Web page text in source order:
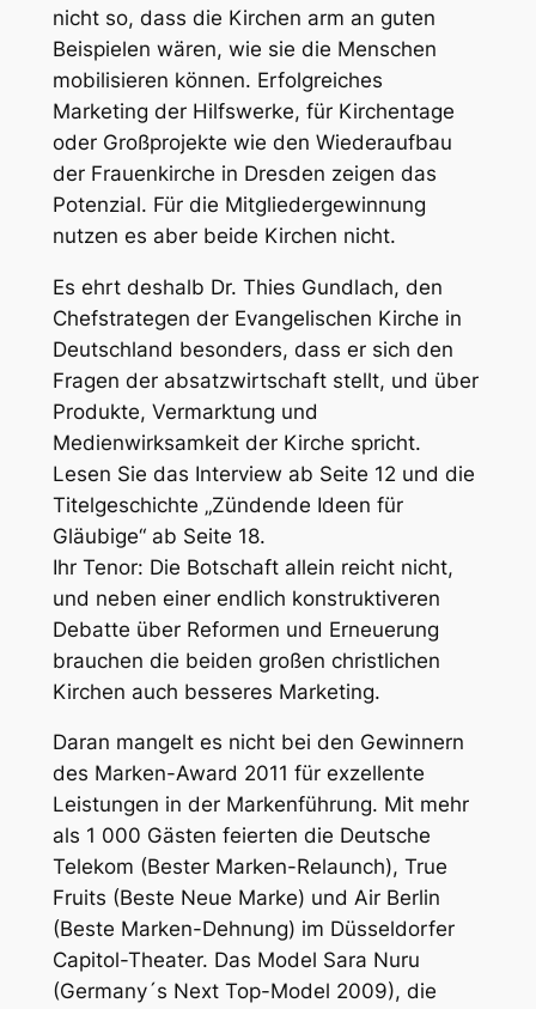
nicht so, dass die Kirchen arm an guten
Beispielen wären, wie sie die Menschen
mobilisieren können. Erfolgreiches
Marketing der Hilfswerke, für Kirchentage
oder Großprojekte wie den Wiederaufbau
der Frauenkirche in Dresden zeigen das
Potenzial. Für die Mitgliedergewinnung
nutzen es aber beide Kirchen nicht.
Es ehrt deshalb Dr. Thies Gundlach, den
Chefstrategen der Evangelischen Kirche in
Deutschland besonders, dass er sich den
Fragen der absatzwirtschaft stellt, und über
Produkte, Vermarktung und
Medienwirksamkeit der Kirche spricht.
Lesen Sie das Interview ab Seite 12 und die
Titelgeschichte „Zündende Ideen für
Gläubige“ ab Seite 18.
Ihr Tenor: Die Botschaft allein reicht nicht,
und neben einer endlich konstruktiveren
Debatte über Reformen und Erneuerung
brauchen die beiden großen christlichen
Kirchen auch besseres Marketing.
Daran mangelt es nicht bei den Gewinnern
des Marken-Award 2011 für exzellente
Leistungen in der Markenführung. Mit mehr
als 1 000 Gästen feierten die Deutsche
Telekom (Bester Marken-Relaunch), True
Fruits (Beste Neue Marke) und Air Berlin
(Beste Marken-Dehnung) im Düsseldorfer
Capitol-Theater. Das Model Sara Nuru
(Germany´s Next Top-Model 2009), die